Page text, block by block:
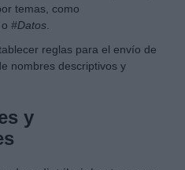
temas, como
o #Datos.
reglas para el envío de
nombres descriptivos y
y